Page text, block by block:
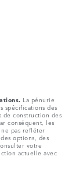
La pénurie
spécifications des
construction des
conséquent, les
pas refléter
options, des
votre
actuelle avec